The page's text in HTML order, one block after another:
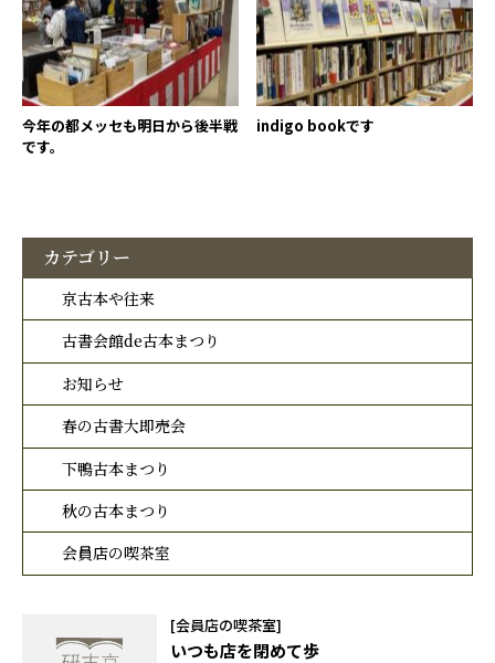
今年の都メッセも明日から後半戦
です。
indigo bookです
カテゴリー
京古本や往来
古書会館de古本まつり
お知らせ
春の古書大即売会
下鴨古本まつり
秋の古本まつり
会員店の喫茶室
[会員店の喫茶室]
いつも店を閉めて歩